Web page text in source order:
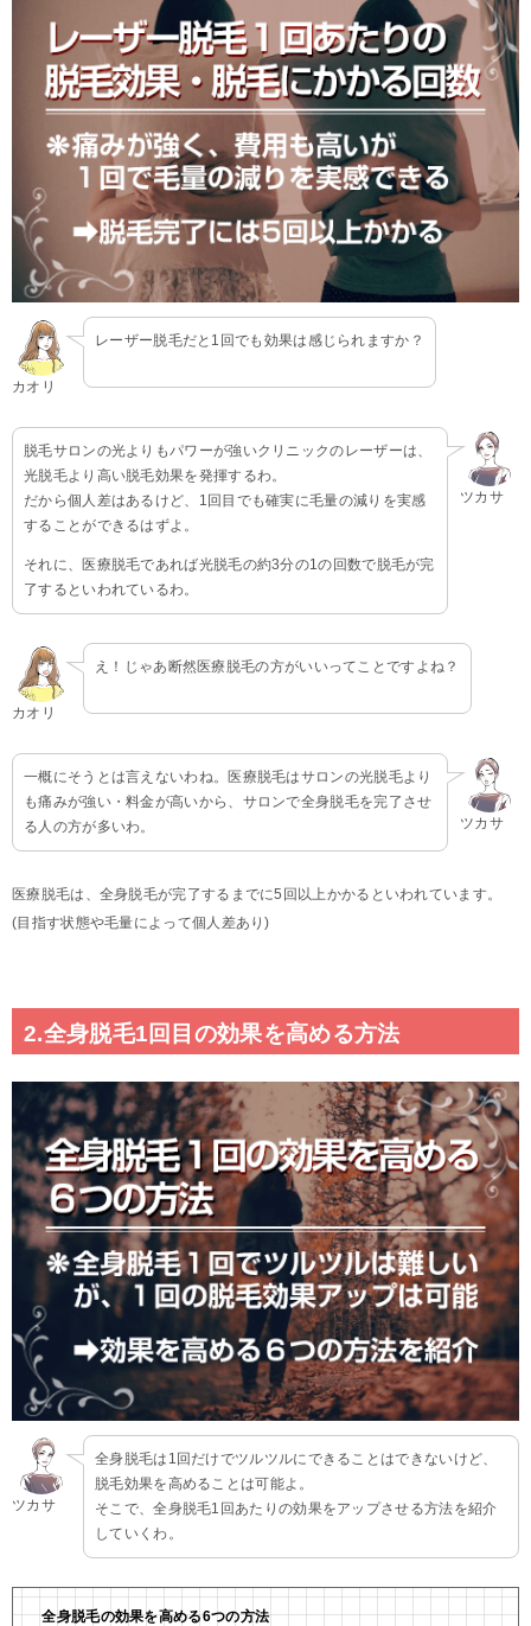
カオリ
レーザー脱毛だと1回でも効果は感じられますか？
ツカサ
脱毛サロンの光よりもパワーが強いクリニックのレーザーは、
光脱毛より高い脱毛効果を発揮するわ。
だから個人差はあるけど、1回目でも確実に毛量の減りを実感
することができるはずよ。
それに、医療脱毛であれば光脱毛の約3分の1の回数で脱毛が完
了するといわれているわ。
カオリ
え！じゃあ断然医療脱毛の方がいいってことですよね？
ツカサ
一概にそうとは言えないわね。医療脱毛はサロンの光脱毛より
も痛みが強い・料金が高いから、サロンで全身脱毛を完了させ
る人の方が多いわ。
医療脱毛は、全身脱毛が完了するまでに5回以上かかるといわれています。
(目指す状態や毛量によって個人差あり)
2.全身脱毛1回目の効果を高める方法
ツカサ
全身脱毛は1回だけでツルツルにできることはできないけど、
脱毛効果を高めることは可能よ。
そこで、全身脱毛1回あたりの効果をアップさせる方法を紹介
していくわ。
全身脱毛の効果を高める6つの方法